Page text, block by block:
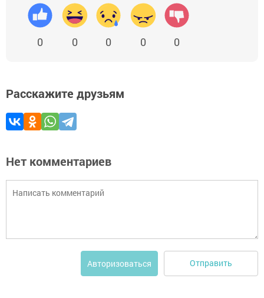
0 0 0 0 0
Расскажите друзьям
Нет комментариев
Авторизоваться Отправить